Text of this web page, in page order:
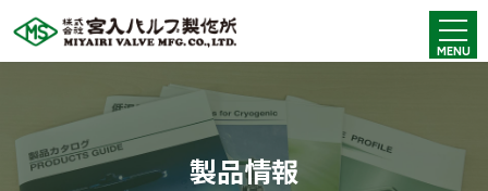
ン
ビ
製品情報
MENU